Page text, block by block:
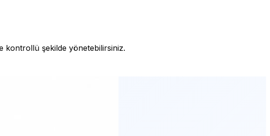
kontrollü şekilde yönetebilirsiniz.